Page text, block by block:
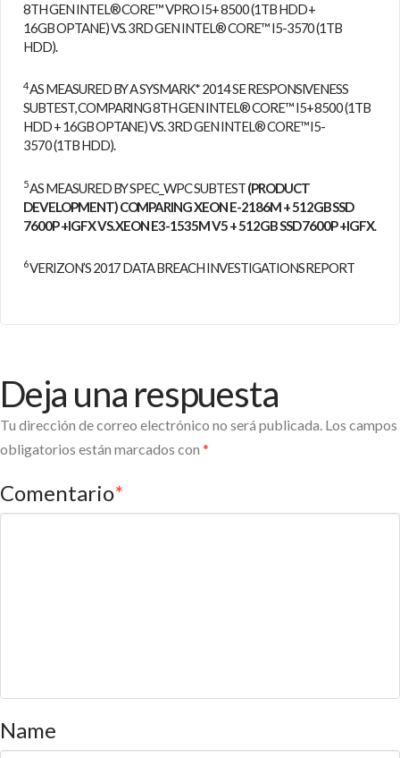
8TH GEN INTEL® CORE™ VPRO I5+ 8500 (1TB HDD +
16GB OPTANE) VS. 3RD GEN INTEL® CORE™ I5-3570 (1TB
HDD).
4AS MEASURED BY A SYSMARK* 2014 SE RESPONSIVENESS
SUBTEST, COMPARING 8TH GEN INTEL® CORE™ I5+ 8500 (1TB
HDD + 16GB OPTANE) VS. 3RD GEN INTEL® CORE™ I5-
3570 (1TB HDD).
5AS MEASURED BY SPEC_WPC SUBTEST(PRODUCT
DEVELOPMENT) COMPARING XEON E-2186M + 512GB SSD
7600P +IGFX VS. XEON E3-1535M V5 + 512GB SSD 7600P +IGFX.
6VERIZON’S 2017 DATA BREACH INVESTIGATIONS REPORT
Deja una respuesta
Tu dirección de correo electrónico no será publicada. Los campos
obligatorios están marcados con *
Comentario*
Name